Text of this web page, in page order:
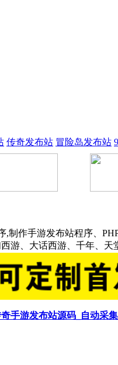
传奇发布站 冒险岛发布站
制作手游发布站程序、
游、大话西游、千年、
手游发布站源码_自动采